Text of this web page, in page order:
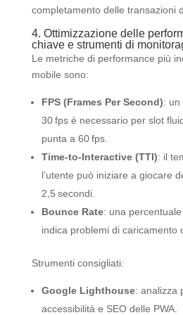
completamento delle transazioni
4. Ottimizzazione delle
chiave e strumenti di
Le metriche di performance più
mobile sono:
FPS (Frames Per Second): un
30 fps è necessario per slot
punta a 60 fps.
Time‑to‑Interactive (TTI): il
l’utente può iniziare a giocare
2,5 secondi.
Bounce Rate: una
indica problemi di caricamento
Strumenti consigliati:
Google Lighthouse: analizza
accessibilità e SEO delle PWA.